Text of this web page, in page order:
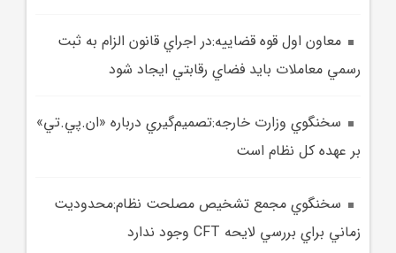
معاون اول قوه قضاييه:در اجراي قانون الزام به ثبت
رسمي معاملات بايد فضاي رقابتي ايجاد شود
سخنگوي وزارت خارجه:تصميم‌گيري درباره «ان.‌پي.‌تي»
بر عهده کل نظام است
سخنگوي مجمع تشخيص مصلحت نظام:محدوديت
زماني براي بررسي لايحه CFT وجود ندارد